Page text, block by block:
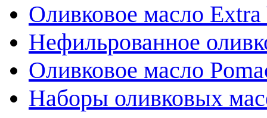
Оливковое масло
Нефильрованное
Оливковое масло
Наборы оливковых